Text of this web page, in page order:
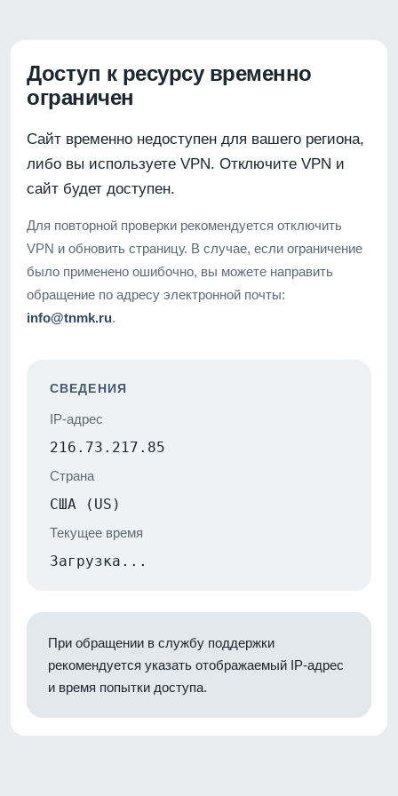
Доступ к ресурсу временно
ограничен
Сайт временно недоступен для вашего региона,
либо вы используете VPN. Отключите VPN и
сайт будет доступен.
Для повторной проверки рекомендуется отключить
VPN и обновить страницу. В случае, если ограничение
было применено ошибочно, вы можете направить
обращение по адресу электронной почты:
info@tnmk.ru.
СВЕДЕНИЯ
IP-адрес
216.73.217.85
Страна
США (US)
Текущее время
Загрузка...
При обращении в службу поддержки
рекомендуется указать отображаемый IP-адрес
и время попытки доступа.